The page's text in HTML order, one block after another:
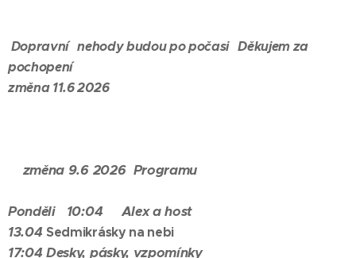
Dopravní nehody budou po počasi Děkujem za
pochopení
změna 11.6 2026
změna 9.6 2026 Programu
Ponděli 10:04 Alex a host
13.04 Sedmikrásky na nebi
17:04 Desky, pásky, vzpomínky